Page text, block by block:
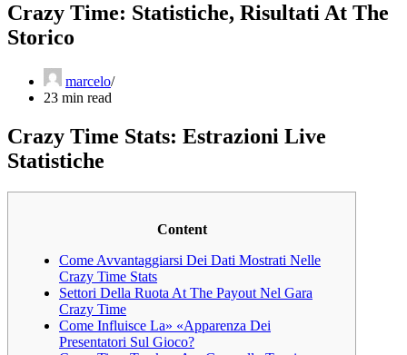
Crazy Time: Statistiche, Risultati At The
Storico
marcelo
23 min read
Crazy Time Stats: Estrazioni Live
Statistiche
Content
Come Avvantaggiarsi Dei Dati Mostrati Nelle
Crazy Time Stats
Settori Della Ruota At The Payout Nel Gara
Crazy Time
Come Influisce La» «Apparenza Dei
Presentatori Sul Gioco?